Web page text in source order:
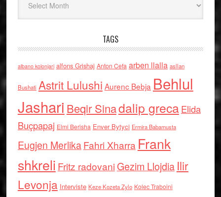
TAGS
albano kolonjari alfons Grishaj Anton Cefa arben llalla asllan
Bushati Astrit Lulushi Aurenc Bebja Behlul
Jashari Beqir Sinadalip grecaElida
Buçpapaj Elmi Berisha Enver Bytyci Ermira Babamusta
Eugjen MerlikaFahri Xharra Frank
shkreli Fritz radovaniGezim Llojdia Ilir
Levonja Interviste Keze Kozeta Zylo Kolec Traboini